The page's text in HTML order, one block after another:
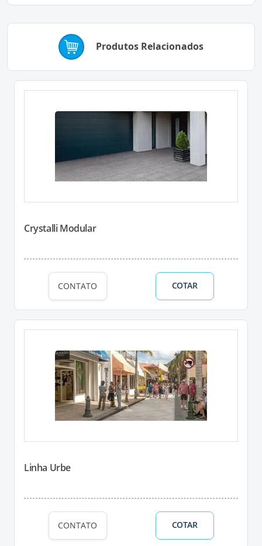
Produtos Relacionados
Crystalli Modular
CONTATO COTAR
Linha Urbe
CONTATO COTAR